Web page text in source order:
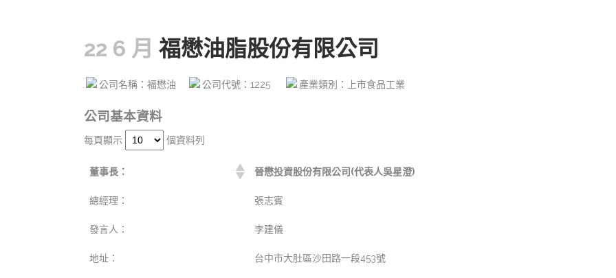
22 6 月 福懋油脂股份有限公司
公司名稱：福懋油 公司代號：1225 產業類別：上市食品工業
公司基本資料
每頁顯示 個資料列
董事長： 晉懋投資股份有限公司(代表人吳星澄)
總經理： 張志賓
發言人： 李建儀
地址： 台中市大肚區沙田路一段453號